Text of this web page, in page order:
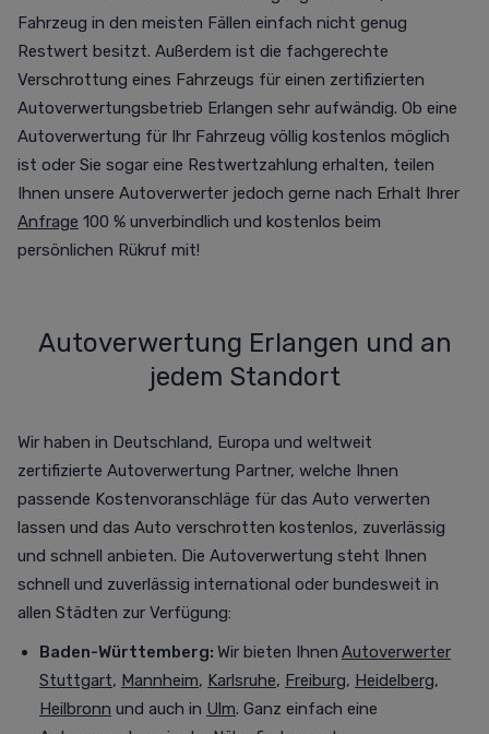
Fahrzeug in den meisten Fällen einfach nicht genug
Restwert besitzt. Außerdem ist die fachgerechte
Verschrottung eines Fahrzeugs für einen zertifizierten
Autoverwertungsbetrieb Erlangen sehr aufwändig. Ob eine
Autoverwertung für Ihr Fahrzeug völlig kostenlos möglich
ist oder Sie sogar eine Restwertzahlung erhalten, teilen
Ihnen unsere Autoverwerter jedoch gerne nach Erhalt Ihrer
Anfrage 100 % unverbindlich und kostenlos beim
persönlichen Rükruf mit!
Autoverwertung Erlangen und an
jedem Standort
Wir haben in Deutschland, Europa und weltweit
zertifizierte Autoverwertung Partner, welche Ihnen
passende Kostenvoranschläge für das Auto verwerten
lassen und das Auto verschrotten kostenlos, zuverlässig
und schnell anbieten. Die Autoverwertung steht Ihnen
schnell und zuverlässig international oder bundesweit in
allen Städten zur Verfügung:
Baden-Württemberg: Wir bieten Ihnen Autoverwerter
Stuttgart, Mannheim, Karlsruhe, Freiburg, Heidelberg,
Heilbronn und auch in Ulm. Ganz einfach eine